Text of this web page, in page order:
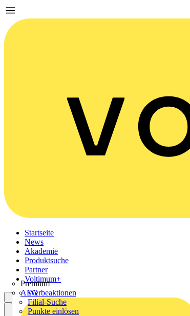
Startseite
News
Akademie
Produktsuche
Partner
Premium
AEG
Voltimum+
Werbeaktionen
Filial-Suche
Punkte einlösen